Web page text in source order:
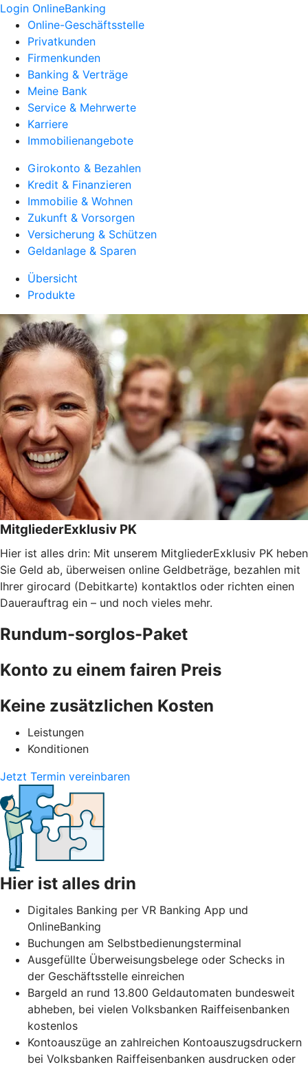
Login OnlineBanking
Online-Geschäftsstelle
Privatkunden
Firmenkunden
Banking & Verträge
Meine Bank
Service & Mehrwerte
Karriere
Immobilienangebote
Girokonto & Bezahlen
Kredit & Finanzieren
Immobilie & Wohnen
Zukunft & Vorsorgen
Versicherung & Schützen
Geldanlage & Sparen
Übersicht
Produkte
MitgliederExklusiv PK
Hier ist alles drin: Mit unserem MitgliederExklusiv PK heben
Sie Geld ab, überweisen online Geldbeträge, bezahlen mit
Ihrer girocard (Debitkarte) kontaktlos oder richten einen
Dauerauftrag ein – und noch vieles mehr.
Rundum-sorglos-Paket
Konto zu einem fairen Preis
Keine zusätzlichen Kosten
Leistungen
Konditionen
Jetzt Termin vereinbaren
Hier ist alles drin
Digitales Banking per VR Banking App und
OnlineBanking
Buchungen am Selbstbedienungsterminal
Ausgefüllte Überweisungsbelege oder Schecks in
der Geschäftsstelle einreichen
Bargeld an rund 13.800 Geldautomaten bundesweit
abheben, bei vielen Volksbanken Raiffeisenbanken
kostenlos
Kontoauszüge an zahlreichen Kontoauszugsdruckern
bei Volksbanken Raiffeisenbanken ausdrucken oder